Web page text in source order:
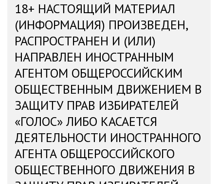
18+ НАСТОЯЩИЙ МАТЕРИАЛ
(ИНФОРМАЦИЯ) ПРОИЗВЕДЕН,
РАСПРОСТРАНЕН И (ИЛИ)
НАПРАВЛЕН ИНОСТРАННЫМ
АГЕНТОМ ОБЩЕРОССИЙСКИМ
ОБЩЕСТВЕННЫМ ДВИЖЕНИЕМ В
ЗАЩИТУ ПРАВ ИЗБИРАТЕЛЕЙ
«ГОЛОС» ЛИБО КАСАЕТСЯ
ДЕЯТЕЛЬНОСТИ ИНОСТРАННОГО
АГЕНТА ОБЩЕРОССИЙСКОГО
ОБЩЕСТВЕННОГО ДВИЖЕНИЯ В